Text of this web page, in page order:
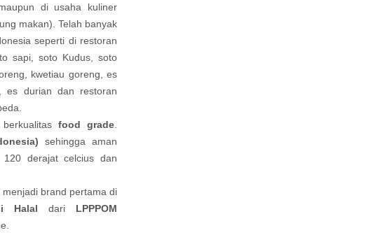
di usaha kuliner
makan). Telah banyak
seperti di restoran
sapi, soto Kudus, soto
kwetiau goreng, es
es durian dan restoran
food grade
sehingga aman
120 derajat celcius dan
brand pertama di
Halal dariLPPPOM